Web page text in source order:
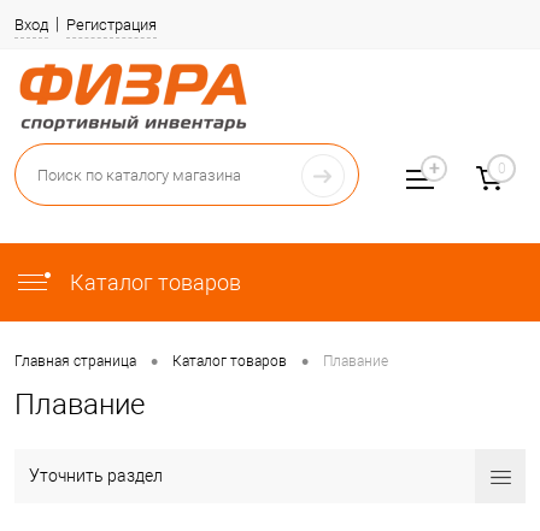
Вход Регистрация
Каталог товаров
0
Главная страница • Каталог товаров • Плавание
Плавание
Уточнить раздел